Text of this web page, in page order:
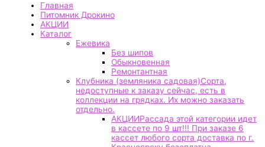
Главная
Питомник Дрокино
АКЦИИ
Каталог
Ежевика
Без шипов
Обыкновенная
Ремонтантная
Клубника (земляника садовая)Сорта,
недоступные к заказу сейчас, есть в
коллекции на грядках. Их можно заказать
отдельно.
АКЦИИРассада этой категории идет
в кассете по 9 шт!!! При заказе 6
кассет любого сорта доставка по г.